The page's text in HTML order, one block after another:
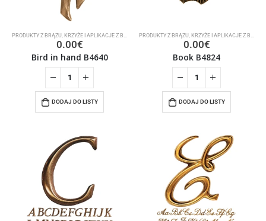
PRODUKTY Z BRĄZU KRZYŻE I APLIKACJE Z BRĄZU
0.00€
Bird in hand B4640
DODAJ DO LISTY
PRODUKTY Z BRĄZU KRZYŻE I APLIKACJE Z BRĄZU
0.00€
Book B4824
DODAJ DO LISTY